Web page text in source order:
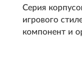
Серия
игрового
компонент и